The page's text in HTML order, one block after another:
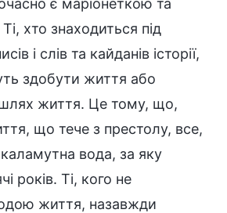
хто знаходиться під
і слів та кайданів історії,
здобути життя або
шлях життя. Це тому, що,
що тече з престолу, все,
вода, за яку
років. Ті, кого не
життя, назавжди